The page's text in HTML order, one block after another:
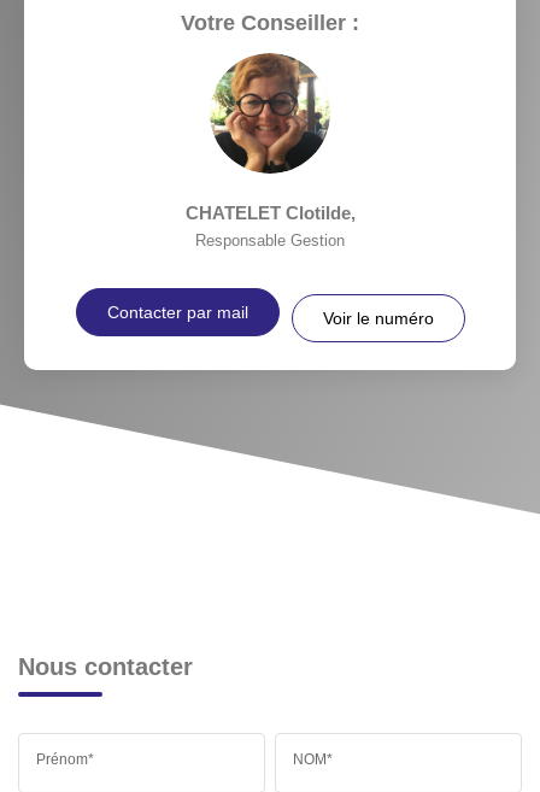
Votre Conseiller :
CHATELET Clotilde,
Responsable Gestion
Contacter par mail Voir le numéro
Nous contacter
Prénom* NOM*